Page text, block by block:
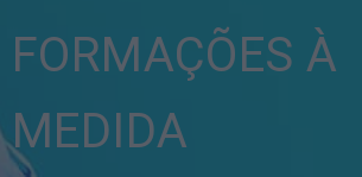
FORMAÇÕES À
MEDIDA